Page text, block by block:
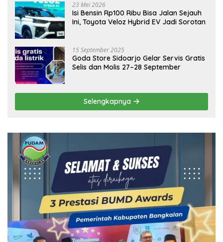
23 Mei 2026
Isi Bensin Rp100 Ribu Bisa Jalan Sejauh
Ini, Toyota Veloz Hybrid EV Jadi Sorotan
15 September 2025
Goda Store Sidoarjo Gelar Servis Gratis
Selis dan Molis 27–28 September
Selengkapnya